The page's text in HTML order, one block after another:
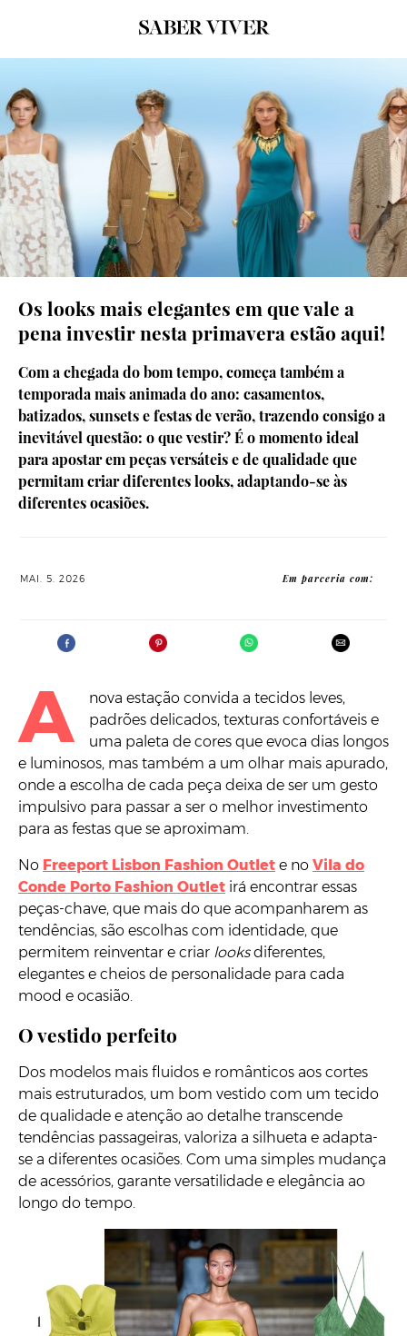
© Launchmetrics Spotlight
Os looks mais elegantes em que vale a
pena investir nesta primavera estão aqui!
Com a chegada do bom tempo, começa também a
temporada mais animada do ano: casamentos,
batizados, sunsets e festas de verão, trazendo consigo a
inevitável questão: o que vestir? É o momento ideal
para apostar em peças versáteis e de qualidade que
permitam criar diferentes looks, adaptando-se às
diferentes ocasiões.
MAI. 5. 2026 Em parceria com:
A
nova estação convida a tecidos leves,
padrões delicados, texturas confortáveis e
uma paleta de cores que evoca dias longos
e luminosos, mas também a um olhar mais apurado,
onde a escolha de cada peça deixa de ser um gesto
impulsivo para passar a ser o melhor investimento
para as festas que se aproximam.
No Freeport Lisbon Fashion Outlet e no Vila do
Conde Porto Fashion Outlet irá encontrar essas
peças-chave, que mais do que acompanharem as
tendências, são escolhas com identidade, que
permitem reinventar e criar looksdiferentes,
elegantes e cheios de personalidade para cada
mood e ocasião.
O vestido perfeito
Dos modelos mais fluidos e românticos aos cortes
mais estruturados, um bom vestido com um tecido
de qualidade e atenção ao detalhe transcende
tendências passageiras, valoriza a silhueta e adapta-
se a diferentes ocasiões. Com uma simples mudança
de acessórios, garante versatilidade e elegância ao
longo do tempo.